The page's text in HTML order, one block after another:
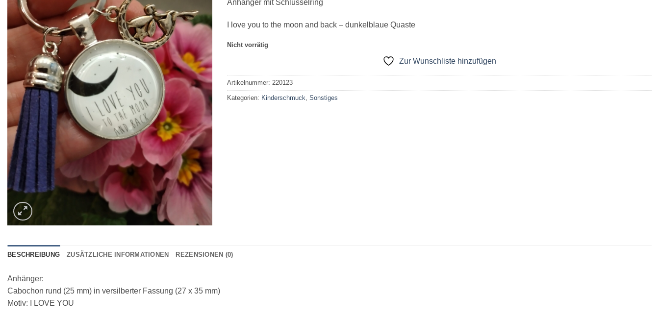
Anhänger mit Schlüsselring
I love you to the moon and back – dunkelblaue Quaste
Nicht vorrätig
Zur Wunschliste hinzufügen
Artikelnummer: 220123
Kategorien: Kinderschmuck, Sonstiges
BESCHREIBUNG ZUSÄTZLICHE INFORMATIONEN REZENSIONEN (0)
Anhänger:
Cabochon rund (25 mm) in versilberter Fassung (27 x 35 mm)
Motiv: I LOVE YOU